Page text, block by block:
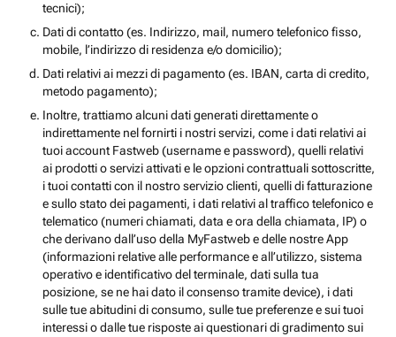
tecnici);
Dati di contatto (es. Indirizzo, mail, numero telefonico fisso,
mobile, l’indirizzo di residenza e/o domicilio);
Dati relativi ai mezzi di pagamento (es. IBAN, carta di credito,
metodo pagamento);
Inoltre, trattiamo alcuni dati generati direttamente o
indirettamente nel fornirti i nostri servizi, come i dati relativi ai
tuoi account Fastweb (username e password), quelli relativi
ai prodotti o servizi attivati e le opzioni contrattuali sottoscritte,
i tuoi contatti con il nostro servizio clienti, quelli di fatturazione
e sullo stato dei pagamenti, i dati relativi al traffico telefonico e
telematico (numeri chiamati, data e ora della chiamata, IP) o
che derivano dall’uso della MyFastweb e delle nostre App
(informazioni relative alle performance e all’utilizzo, sistema
operativo e identificativo del terminale, dati sulla tua
posizione, se ne hai dato il consenso tramite device), i dati
sulle tue abitudini di consumo, sulle tue preferenze e sui tuoi
interessi o dalle tue risposte ai questionari di gradimento sui